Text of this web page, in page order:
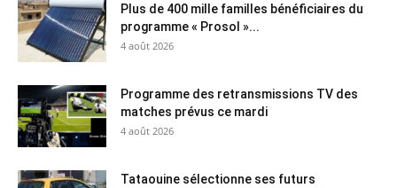
Plus de 400 mille familles bénéficiaires du
programme « Prosol »...
4 août 2026
Programme des retransmissions TV des
matches prévus ce mardi
4 août 2026
Tataouine sélectionne ses futurs